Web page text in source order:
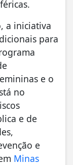
a iniciativa
para
e o
no
e de
e
Minas